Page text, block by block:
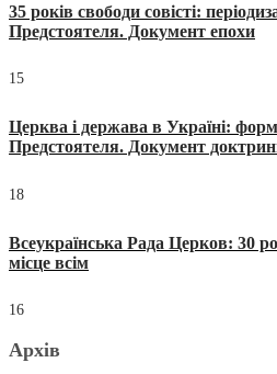
35 років свободи совісті:
Предстоятеля. Документ епохи
15
Церква і держава в Україні:
Предстоятеля. Документ
18
Всеукраїнська Рада Церков: 30
місце всім
16
Архів